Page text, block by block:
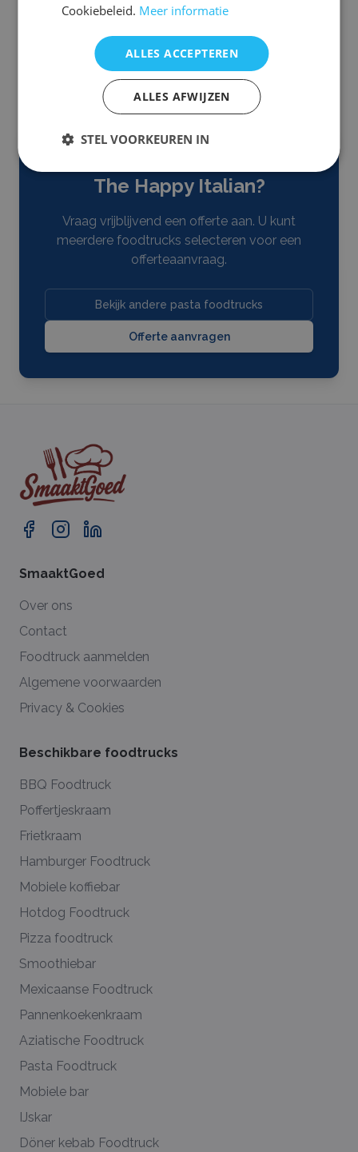
Onze servicegebieden
Noord-Brabant
The Happy Italian?
Vraag vrijblijvend een offerte aan. U kunt
meerdere foodtrucks selecteren voor een
offerteaanvraag.
Bekijk andere pasta foodtrucks
Offerte aanvragen
SmaaktGoed
Over ons
Contact
Foodtruck aanmelden
Algemene voorwaarden
Privacy & Cookies
Beschikbare foodtrucks
BBQ Foodtruck
Poffertjeskraam
Frietkraam
Hamburger Foodtruck
Mobiele koffiebar
Hotdog Foodtruck
Pizza foodtruck
Smoothiebar
Mexicaanse Foodtruck
Pannenkoekenkraam
Aziatische Foodtruck
Pasta Foodtruck
Mobiele bar
IJskar
Döner kebab Foodtruck
Cookiebeleid. Meer informatie
ALLES ACCEPTEREN
ALLES AFWIJZEN
STEL VOORKEUREN IN